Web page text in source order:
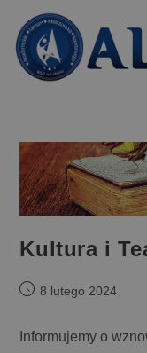
treści
Kultura i
8 lutego 2024
Informujemy o